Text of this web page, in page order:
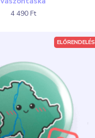
4 490 Ft
ELŐRENDELÉS